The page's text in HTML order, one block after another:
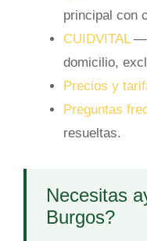
principal con
CUIDVITAL—
domicilio,
Precios y
Preguntas
resueltas.
Necesitas
Burgos?